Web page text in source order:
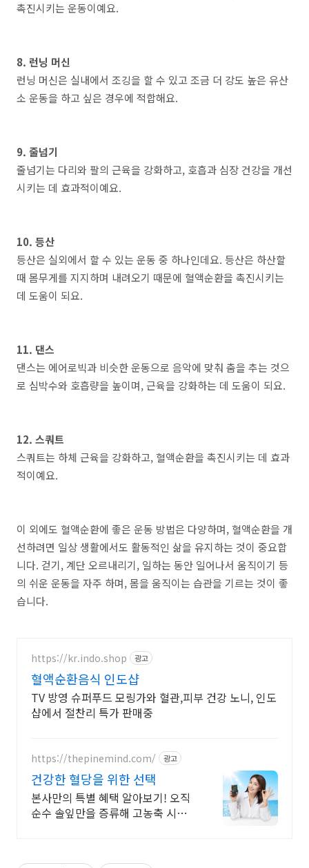
촉진시키는 운동이예요.
8. 런닝 머신
런닝 머신은 실내에서 조깅을 할 수 있고 조금 더 강도 높은 유산
소 운동을 하고 싶은 경우에 적합해요.
9. 줄넘기
줄넘기는 다리와 팔의 근육을 강화하고, 호흡과 심장 건강을 개선
시키는 데 효과적이예요.
10. 등산
등산은 실외에서 할 수 있는 운동 중 하나인데요. 등산은 하산할
때 몸무게를 지지하며 내려오기 때문에 혈액순환을 촉진시키는
데 도움이 되요.
11. 댄스
댄스는 에어로빅과 비슷한 운동으로 음악에 맞춰 춤을 추는 것으
로 심박수와 호흡량을 높이며, 근육을 강화하는 데 도움이 되요.
12. 스쿼트
스쿼트는 하체 근육을 강화하고, 혈액순환을 촉진시키는 데 효과
적이예요.
이 외에도 혈액순환에 좋은 운동 방법은 다양하며, 혈액순환을 개
선하려면 일상 생활에서도 활동적인 삶을 유지하는 것이 중요합
니다. 걷기, 계단 오르내리기, 일하는 동안 일어나서 움직이기 등
의 쉬운 운동을 자주 하며, 몸을 움직이는 습관을 기르는 것이 좋
습니다.
https://kr.indo.shop 광고
혈액순환음식 인도샵
TV 방영 슈퍼푸드 모링가와 혈관,피부 건강 노니, 인도
샵에서 절찬리 특가 판매중
https://thepinemind.com/ 광고
건강한 혈당을 위한 선택
본사만의 특별 혜택 알아보기! 오직
순수 솔잎만을 증류해 고농축 시킨